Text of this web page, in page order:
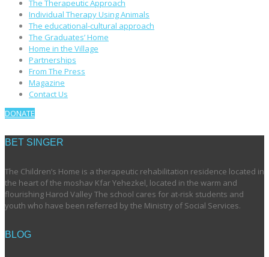
The Therapeutic Approach
Individual Therapy Using Animals
The educational-cultural approach
The Graduates’ Home
Home in the Village
Partnerships
From The Press
Magazine
Contact Us
DONATE
BET SINGER
The Children’s Home is a therapeutic rehabilitation residence located in
the heart of the moshav Kfar Yehezkel, located in the warm and
flourishing Harod Valley The school cares for at-risk students and
youth who have been referred by the Ministry of Social Services.
BLOG